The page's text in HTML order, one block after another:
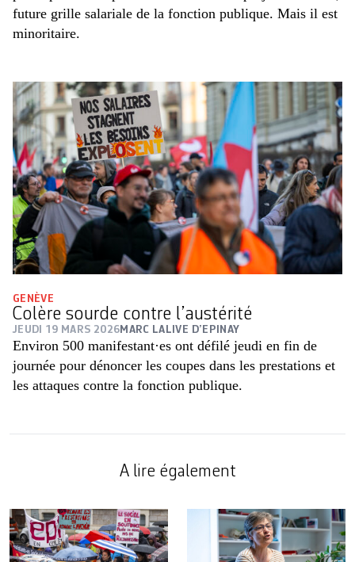
future grille salariale de la fonction publique. Mais il est
minoritaire.
GENÈVE
Colère sourde contre l’austérité
JEUDI 19 MARS 2026 MARC LALIVE D’EPINAY
Environ 500 manifestant·es ont défilé jeudi en fin de
journée pour dénoncer les coupes dans les prestations et
les attaques contre la fonction publique.
A lire également